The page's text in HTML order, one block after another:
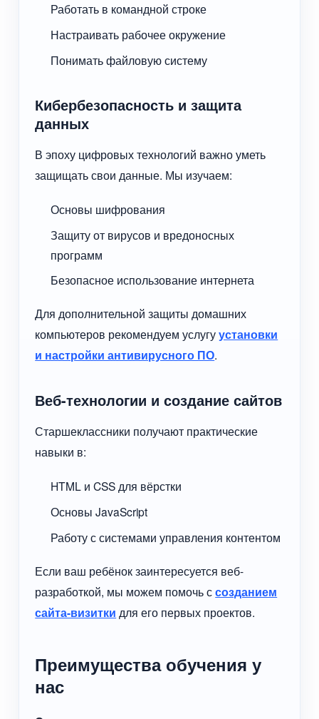
Работать в командной строке
Настраивать рабочее окружение
Понимать файловую систему
Кибербезопасность и защита
данных
В эпоху цифровых технологий важно уметь
защищать свои данные. Мы изучаем:
Основы шифрования
Защиту от вирусов и вредоносных
программ
Безопасное использование интернета
Для дополнительной защиты домашних
компьютеров рекомендуем услугуустановки
и настройки антивирусного ПО.
Веб-технологии и создание сайтов
Старшеклассники получают практические
навыки в:
HTML и CSS для вёрстки
Основы JavaScript
Работу с системами управления контентом
Если ваш ребёнок заинтересуется веб-
разработкой, мы можем помочь ссозданием
сайта-визитки для его первых проектов.
Преимущества обучения у
нас